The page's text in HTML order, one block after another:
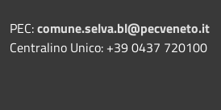
PEC:comune.selva.bl@pecveneto.it
Centralino Unico: +39 0437 720100